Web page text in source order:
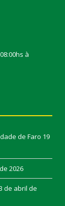
à
de Faro 19
2026
de abril de